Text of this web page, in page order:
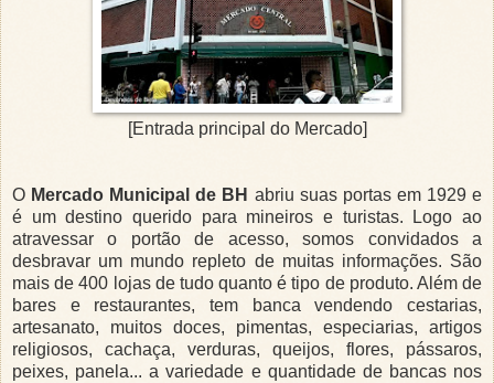
[Entrada principal do Mercado]
O Mercado Municipal de BH abriu suas portas em 1929 e
é um destino querido para mineiros e turistas. Logo ao
atravessar o portão de acesso, somos convidados a
desbravar um mundo repleto de muitas informações. São
mais de 400 lojas de tudo quanto é tipo de produto. Além de
bares e restaurantes, tem banca vendendo cestarias,
artesanato, muitos doces, pimentas, especiarias, artigos
religiosos, cachaça, verduras, queijos, flores, pássaros,
peixes, panela... a variedade e quantidade de bancas nos